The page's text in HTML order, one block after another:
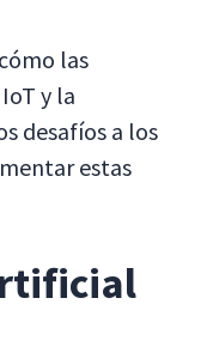
las
y la
desafíos a los
estas